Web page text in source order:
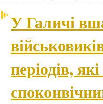
У Галичі
періодів,